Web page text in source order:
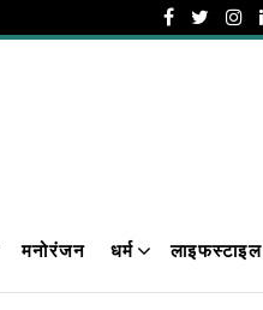
मनोरंजन धर्म लाइफस्टाइल